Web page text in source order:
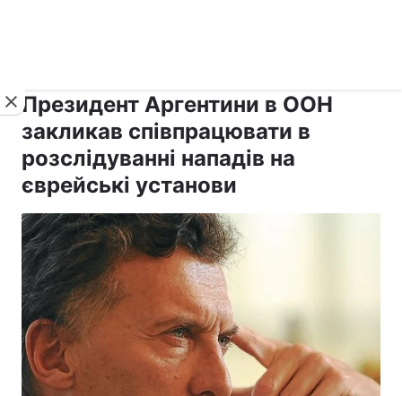
Президент Аргентини в ООН
закликав співпрацювати в
розслідуванні нападів на
єврейські установи